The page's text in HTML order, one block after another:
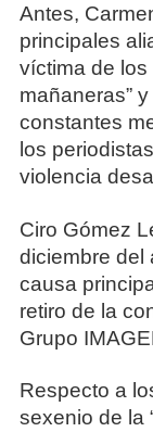
Antes,
principales
víctima de los
mañaneras”
constantes
los
violencia
Ciro Gómez
diciembre del
causa
retiro de la
Grupo
Respecto a
sexenio de la